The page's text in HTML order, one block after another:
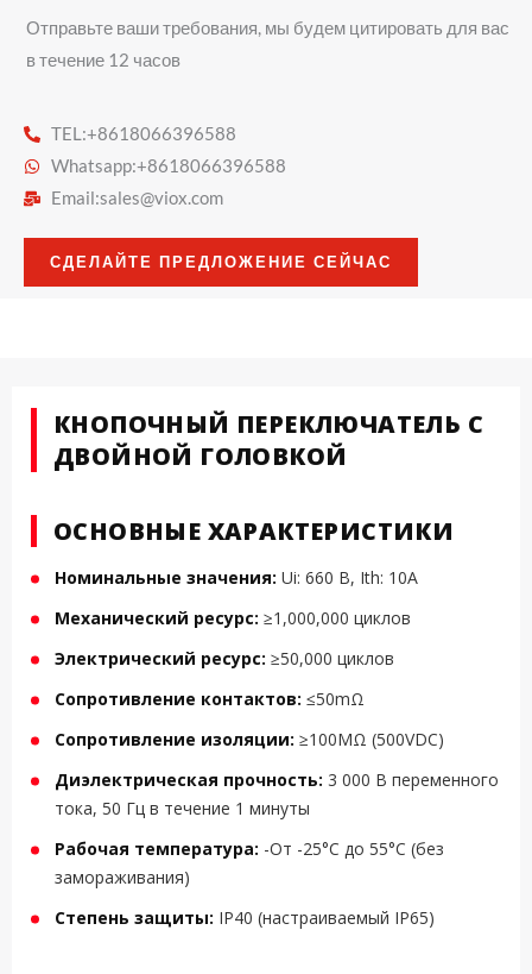
Отправьте ваши требования, мы будем цитировать для вас
в течение 12 часов
TEL:+8618066396588
Whatsapp:+8618066396588
Email:sales@viox.com
СДЕЛАЙТЕ ПРЕДЛОЖЕНИЕ СЕЙЧАС
КНОПОЧНЫЙ ПЕРЕКЛЮЧАТЕЛЬ С
ДВОЙНОЙ ГОЛОВКОЙ
ОСНОВНЫЕ ХАРАКТЕРИСТИКИ
Номинальные значения: Ui: 660 В, Ith: 10A
Механический ресурс: ≥1,000,000 циклов
Электрический ресурс: ≥50,000 циклов
Сопротивление контактов: ≤50mΩ
Сопротивление изоляции: ≥100MΩ (500VDC)
Диэлектрическая прочность: 3 000 В переменного
тока, 50 Гц в течение 1 минуты
Рабочая температура: -От -25°C до 55°C (без
замораживания)
Степень защиты: IP40 (настраиваемый IP65)